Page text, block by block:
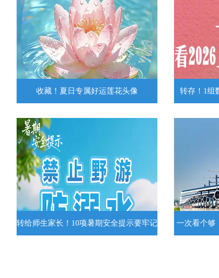
收藏！夏日专属好运莲花头像
收藏！夏日专属好运莲花头像
夏日专属好运莲花头像！
详情
转存！1组
转存！1
况发布。
转给师生家长！10项暑期安全提示要牢记 一次看个够